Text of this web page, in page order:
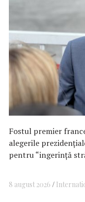
Fostul premier
alegerile
pentru “ingerinţă
8 august 2026